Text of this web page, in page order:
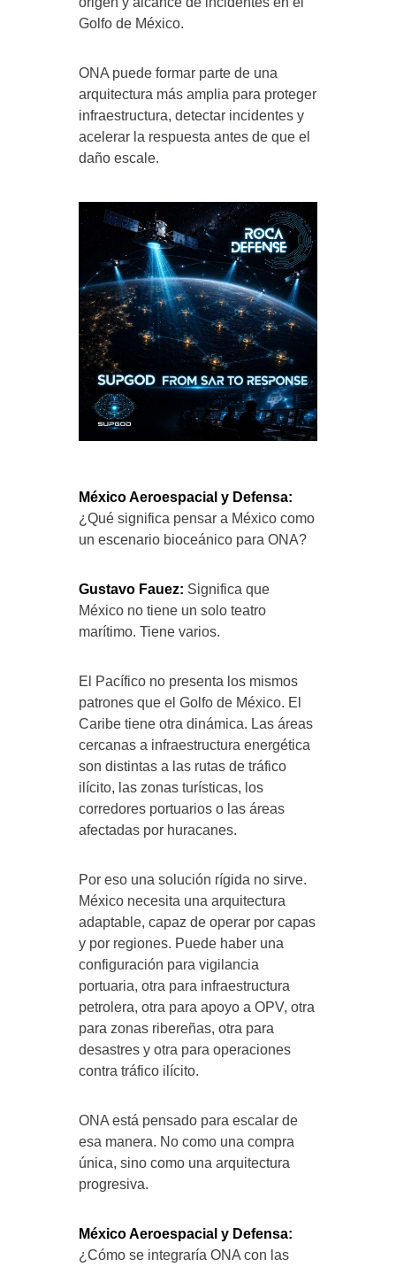
Golfo de México.
ONA puede formar parte de una
arquitectura más amplia para proteger
infraestructura, detectar incidentes y
acelerar la respuesta antes de que el
daño escale.
México Aeroespacial y Defensa:
¿Qué significa pensar a México como
un escenario bioceánico para ONA?
Gustavo Fauez: Significa que
México no tiene un solo teatro
marítimo. Tiene varios.
El Pacífico no presenta los mismos
patrones que el Golfo de México. El
Caribe tiene otra dinámica. Las áreas
cercanas a infraestructura energética
son distintas a las rutas de tráfico
ilícito, las zonas turísticas, los
corredores portuarios o las áreas
afectadas por huracanes.
Por eso una solución rígida no sirve.
México necesita una arquitectura
adaptable, capaz de operar por capas
y por regiones. Puede haber una
configuración para vigilancia
portuaria, otra para infraestructura
petrolera, otra para apoyo a OPV, otra
para zonas ribereñas, otra para
desastres y otra para operaciones
contra tráfico ilícito.
ONA está pensado para escalar de
esa manera. No como una compra
única, sino como una arquitectura
progresiva.
México Aeroespacial y Defensa:
¿Cómo se integraría ONA con las